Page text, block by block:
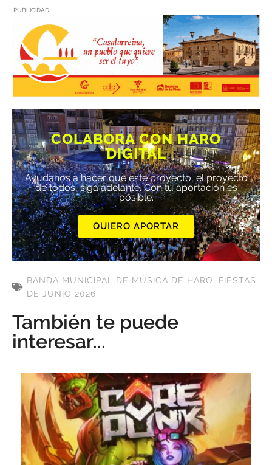
PUBLICIDAD
COLABORA CON HARO
DIGITAL
Ayúdanos a hacer que este proyecto, el proyecto
de todos, siga adelante. Con tu aportación es
posible.
QUIERO APORTAR
BANDA MUNICIPAL DE MÚSICA DE HARO, FIESTAS
DE JUNIO 2026
También te puede
interesar...